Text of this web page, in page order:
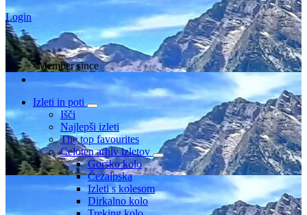
Login
Member since
Izleti in poti
Išči
Najlepši izleti
The top favourites
Celoten arhiv izletov
Gorsko kolo
Čezalpska
Izleti s kolesom
Dirkalno kolo